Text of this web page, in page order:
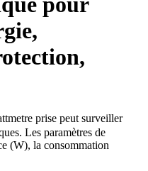
prise peut surveiller
Les paramètres de
(W), la consommation